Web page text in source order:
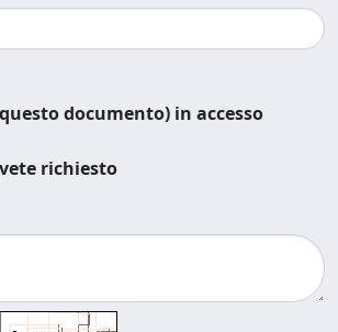
documento) in accesso
richiesto